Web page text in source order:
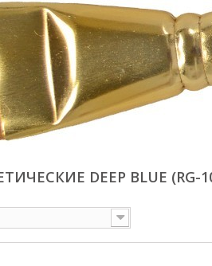
DEEP BLUE (RG-